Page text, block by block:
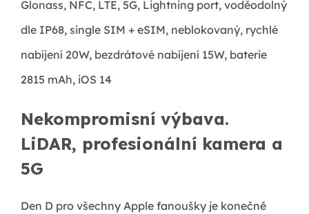
Glonass, NFC, LTE, 5G, Lightning port, voděodolný
dle IP68, single SIM + eSIM, neblokovaný, rychlé
nabíjení 20W, bezdrátové nabíjení 15W, baterie
2815 mAh, iOS 14
Nekompromisní výbava.
LiDAR, profesionální kamera a
5G
Den D pro všechny Apple fanoušky je konečně